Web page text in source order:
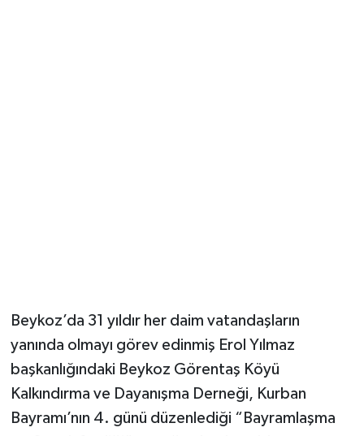
Beykoz’da 31 yıldır her daim vatandaşların
yanında olmayı görev edinmiş Erol Yılmaz
başkanlığındaki Beykoz Görentaş Köyü
Kalkındırma ve Dayanışma Derneği, Kurban
Bayramı’nın 4. günü düzenlediği “Bayramlaşma